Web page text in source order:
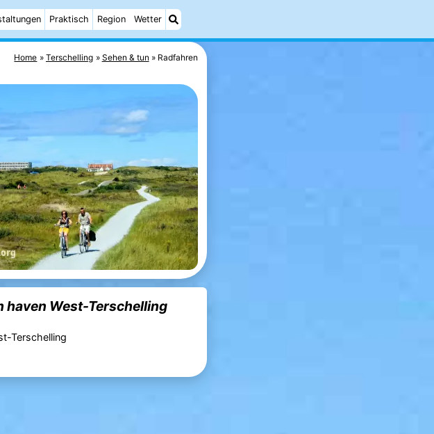
Praktisch Region Wetter
Home Terschelling Sehen & tun Radfahren
haven West-Terschelling
Terschelling